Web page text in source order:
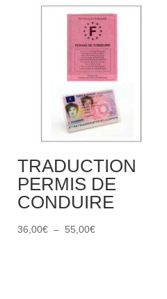
39,60€
à
95,00€
TRADUCTION
PERMIS DE
CONDUIRE
36,00€ – 55,00€Plage